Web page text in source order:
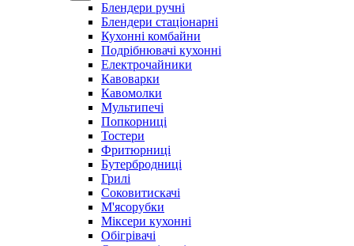
Блендери ручні
Блендери стаціонарні
Кухонні комбайни
Подрібнювачі кухонні
Електрочайники
Кавоварки
Кавомолки
Мультипечі
Попкорниці
Тостери
Фритюрниці
Бутербродниці
Грилі
Соковитискачі
М'ясорубки
Міксери кухонні
Обігрівачі